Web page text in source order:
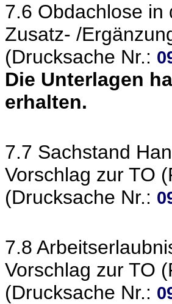
7.6 Obdachlose in
Zusatz- /
(Drucksache Nr.:
Die Unterlagen
erhalten.
7.7 Sachstand
Vorschlag zur TO
(Drucksache Nr.:
7.8
Vorschlag zur TO
(Drucksache Nr.: